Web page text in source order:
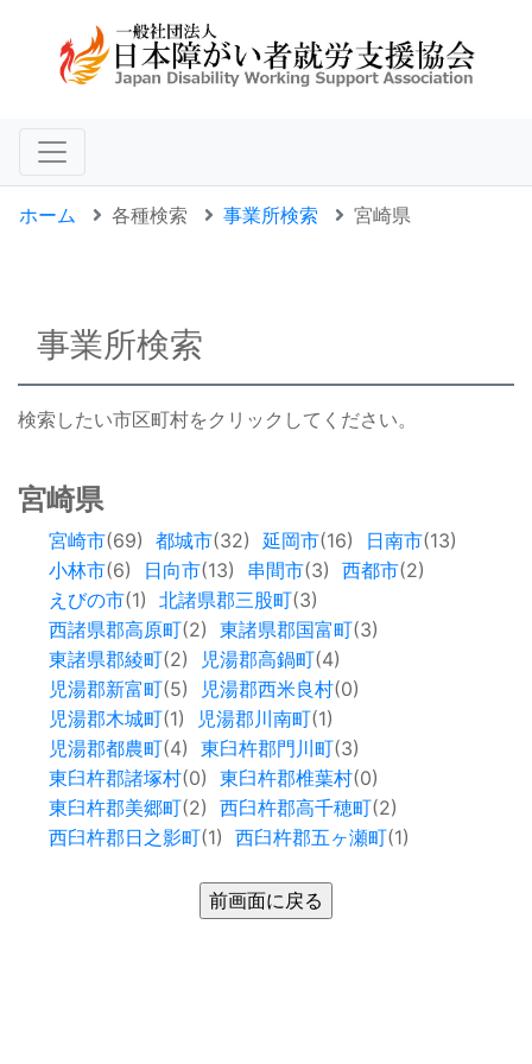
ホーム 各種検索 事業所検索 宮崎県
事業所検索
検索したい市区町村をクリックしてください。
宮崎県
宮崎市(69) 都城市(32) 延岡市(16) 日南市(13)
小林市(6) 日向市(13) 串間市(3) 西都市(2)
えびの市(1) 北諸県郡三股町(3)
西諸県郡高原町(2) 東諸県郡国富町(3)
東諸県郡綾町(2) 児湯郡高鍋町(4)
児湯郡新富町(5) 児湯郡西米良村(0)
児湯郡木城町(1) 児湯郡川南町(1)
児湯郡都農町(4) 東臼杵郡門川町(3)
東臼杵郡諸塚村(0) 東臼杵郡椎葉村(0)
東臼杵郡美郷町(2) 西臼杵郡高千穂町(2)
西臼杵郡日之影町(1) 西臼杵郡五ヶ瀬町(1)